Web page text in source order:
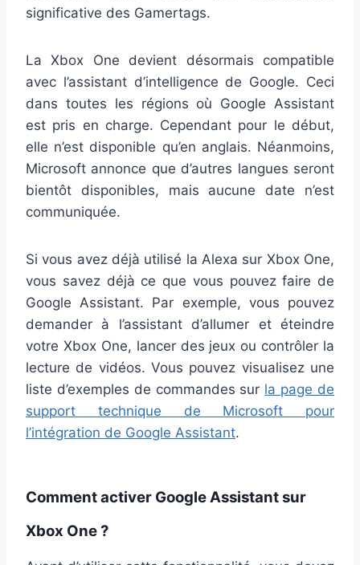
significative des Gamertags.
La Xbox One devient désormais compatible
avec l’assistant d’intelligence de Google. Ceci
dans toutes les régions où Google Assistant
est pris en charge. Cependant pour le début,
elle n’est disponible qu’en anglais. Néanmoins,
Microsoft annonce que d’autres langues seront
bientôt disponibles, mais aucune date n’est
communiquée.
Si vous avez déjà utilisé la Alexa sur Xbox One,
vous savez déjà ce que vous pouvez faire de
Google Assistant. Par exemple, vous pouvez
demander à l’assistant d’allumer et éteindre
votre Xbox One, lancer des jeux ou contrôler la
lecture de vidéos. Vous pouvez visualisez une
liste d’exemples de commandes sur la page de
support technique de Microsoft pour
l’intégration de Google Assistant.
Comment activer Google Assistant sur
Xbox One ?